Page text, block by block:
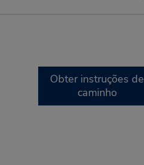
Obter instruções de
caminho